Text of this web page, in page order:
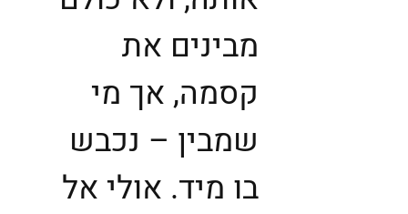
מבינים את
קסמה, אך מי
שמבין – נכבש
בו מיד. אולי אל